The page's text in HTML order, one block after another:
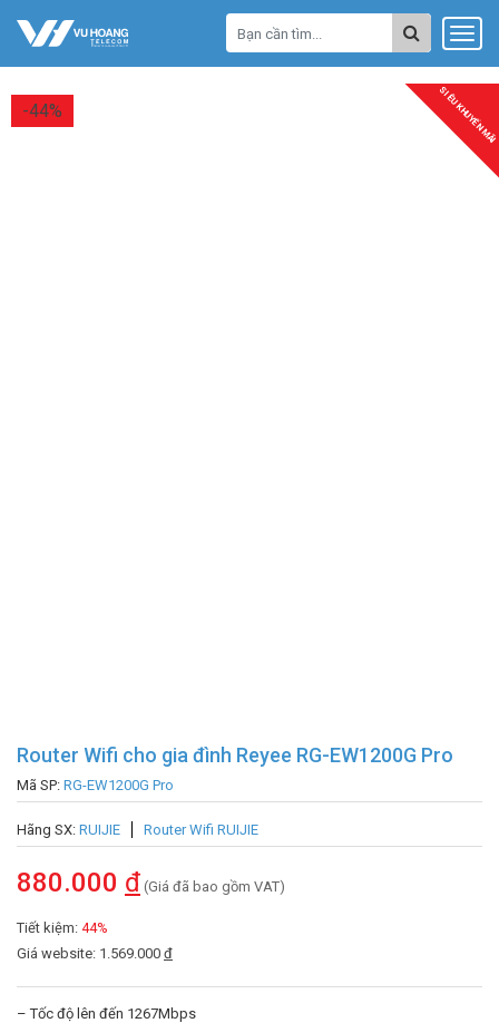
SIÊU KHUYẾN MÃI
-44%
Router Wifi cho gia đình Reyee RG-EW1200G Pro
Mã SP: RG-EW1200G Pro
Hãng SX: RUIJIE Router Wifi RUIJIE
880.000 đ (Giá đã bao gồm VAT)
Tiết kiệm: 44%
Giá website: 1.569.000 đ
– Tốc độ lên đến 1267Mbps